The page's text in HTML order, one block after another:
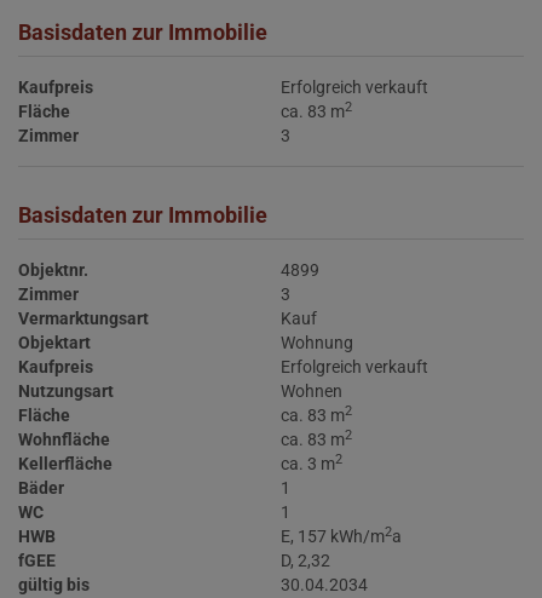
Basisdaten zur Immobilie
Kaufpreis
Erfolgreich verkauft
Fläche
ca. 83 m2
Zimmer 3
Basisdaten zur Immobilie
Objektnr.
4899
Zimmer
3
Vermarktungsart
Kauf
Objektart
Wohnung
Kaufpreis
Erfolgreich verkauft
Nutzungsart
Wohnen
Fläche
ca. 83 m2
Wohnfläche ca. 83 m2
Kellerfläche ca. 3 m2
Bäder
1
WC
1
HWB
E, 157 kWh/m2a
fGEE
D, 2,32
gültig bis
30.04.2034